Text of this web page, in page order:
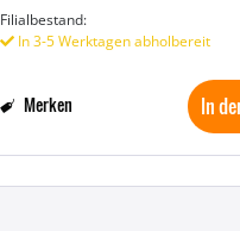
Filialbestand:
In 3-5 Werktagen abholbereit
In
Merken